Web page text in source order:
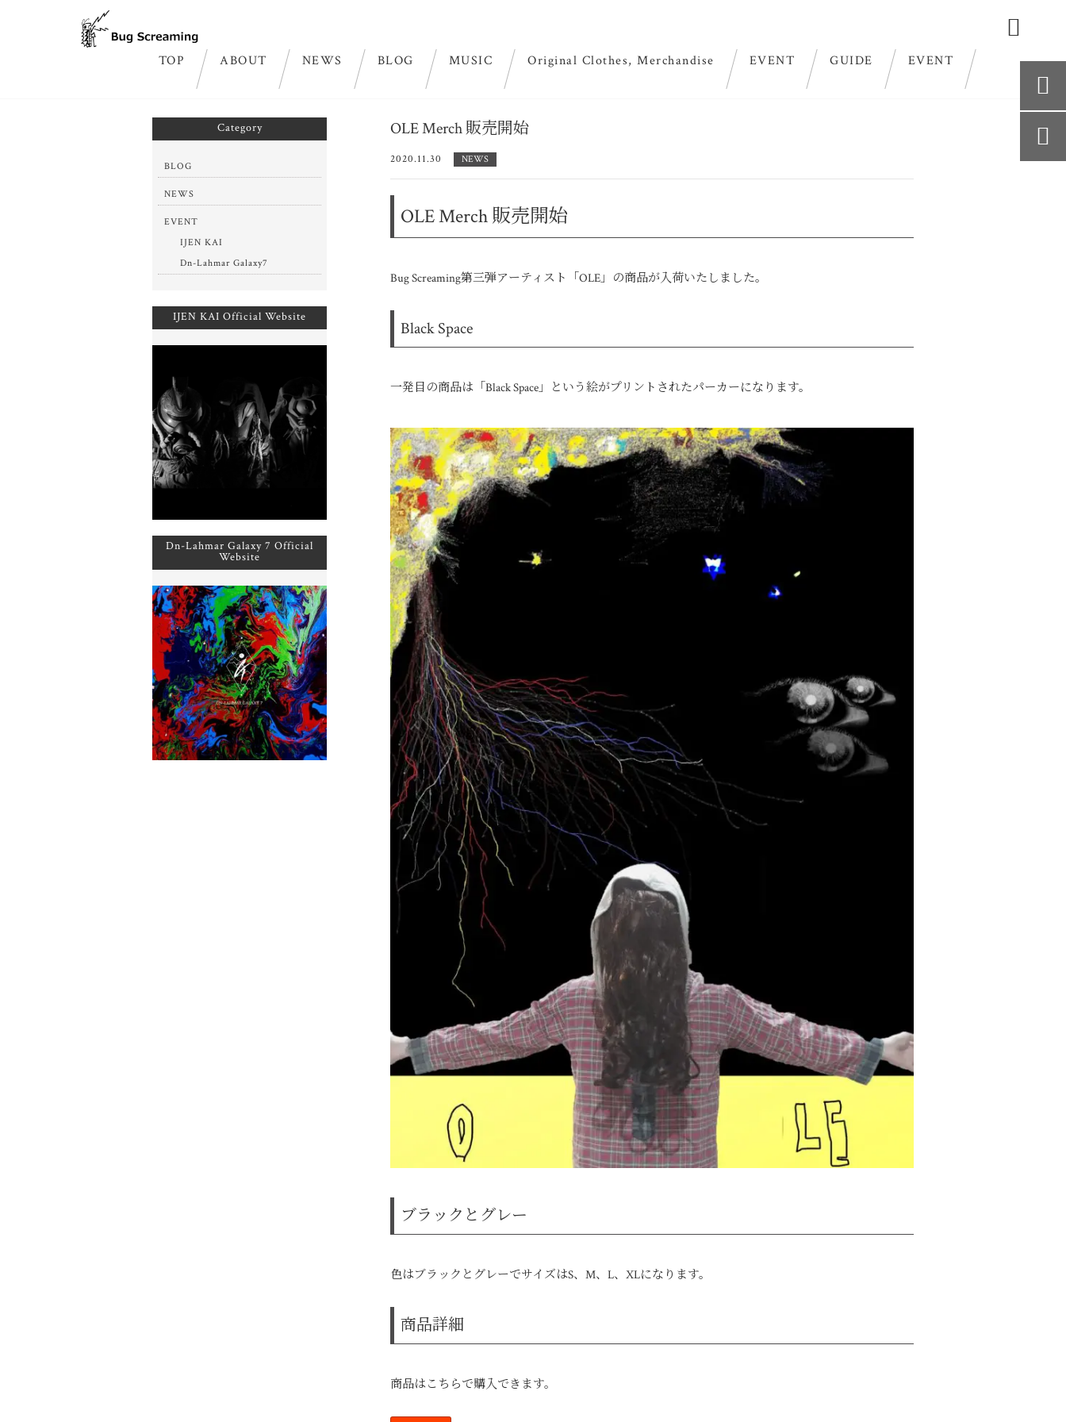
TOP ABOUT NEWS BLOG MUSIC Original Clothes, Merchandise EVENT GUIDE EVENT

NEWS OLE Merch 販売開始
OLE Merch 販売開始
2020.11.30 NEWS
OLE Merch 販売開始
Bug Screaming第三弾アーティスト「OLE」の商品が入荷いたしました。
Black Space
一発目の商品は「Black Space」という絵がプリントされたパーカーになります。
ブラックとグレー
色はブラックとグレーでサイズはS、M、L、XLになります。
商品詳細
商品はこちらで購入できます。
Category
BLOG
NEWS
EVENT
IJEN KAI
Dn-Lahmar Galaxy7
IJEN KAI Official Website
Dn-Lahmar Galaxy 7 Official
Website

